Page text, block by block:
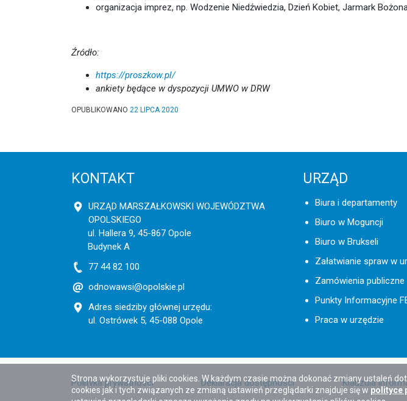
organizacja imprez, np. Wodzenie Niedźwiedzia, Dzień Kobiet, Jarmark
Źródło:
https://proszkow.pl/
ankiety będące w dyspozycji UMWO w DRW
OPUBLIKOWANO 22 LIPCA 2020
KONTAKT
URZĄD MARSZAŁKOWSKI WOJEWÓDZTWA
OPOLSKIEGO
ul. Hallera 9, 45-867 Opole
Budynek A
77 44 82 100
odnowawsi@opolskie.pl
Adres siedziby głównej urzędu:
ul. Ostrówek 5, 45-088 Opole
URZĄD
Biura i departamenty
Biuro w Moguncji
Biuro w Brukseli
Załatwianie spraw w
Zamówienia publiczne
Punkty Informacyjne
Praca w urzędzie
Polityka prywatności Deklaracja dostępności Klauzula
Strona wykorzystuje pliki cookies. W każdym czasie można dokonać zmiany ustaleń
cookies jak i tych związanych ze zmianą ustawień przeglądarki znajduje się w polityce